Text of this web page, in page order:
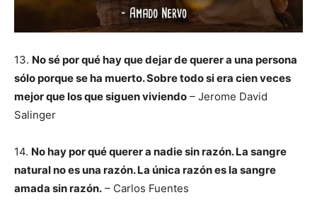
13. No sé por qué hay que dejar de querer a una persona
sólo porque se ha muerto. Sobre todo si era cien veces
mejor que los que siguen viviendo – Jerome David
Salinger
14. No hay por qué querer a nadie sin razón. La sangre
natural no es una razón. La única razón es la sangre
amada sin razón. – Carlos Fuentes